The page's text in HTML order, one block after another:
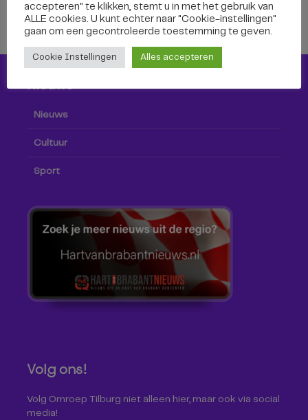
Nieuws
Nieuws
Cultuur
Sport
Volg ons!
Volg Omroep Tilburg niet alleen hier, maar ook via social
media!
accepteren" te klikken, stemt u in met het gebruik van
ALLE cookies. U kunt echter naar "Cookie-instellingen"
gaan om een ​​gecontroleerde toestemming te geven.
Cookie Instellingen Alles accepteren